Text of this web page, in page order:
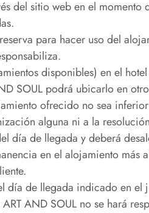
del sitio web en el momento
para hacer uso del
disponibles) en el
SOUL podrá ubicarlo en
ofrecido no sea
alguna ni a la
día de llegada y deberá
en el alojamiento más
día de llegada indicado en
AND SOUL no se hará